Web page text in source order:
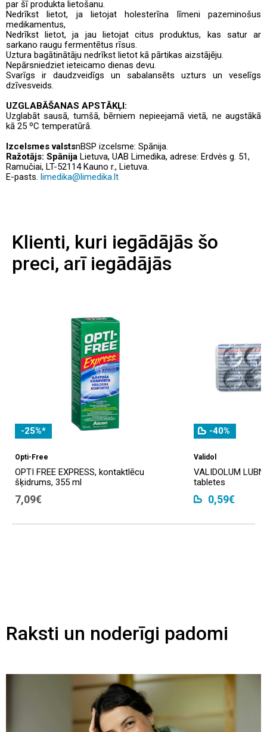
par šī produkta lietošanu.
Nedrīkst lietot, ja lietojat holesterīna līmeni pazeminošus
medikamentus,
Nedrīkst lietot, ja jau lietojat citus produktus, kas satur ar
sarkano raugu fermentētus rīsus.
Uztura bagātinātāju nedrīkst lietot kā pārtikas aizstājēju.
Nepārsniedziet ieteicamo dienas devu.
Svarīgs ir daudzveidīgs un sabalansēts uzturs un veselīgs
dzīvesveids.
UZGLABĀŠANAS APSTĀKĻI:
Uzglabāt sausā, tumšā, bērniem nepieejamā vietā, ne augstākā
kā 25 ºC temperatūrā.
Izcelsmes valstsnBSP izcelsme: Spānija.
Ražotājs: Spānija Lietuva, UAB Limedika, adrese: Erdvės g. 51,
Ramučiai, LT-52114 Kauno r., Lietuva.
E-pasts. limedika@limedika.lt
Klienti, kuri iegādājās šo
preci, arī iegādājās
-25%*
Opti-Free
OPTI FREE EXPRESS, kontaktlēcu
šķidrums, 355 ml
7,09€
-40%
Validol
VALIDOLUM
tabletes
0,59€
Raksti un noderīgi padomi